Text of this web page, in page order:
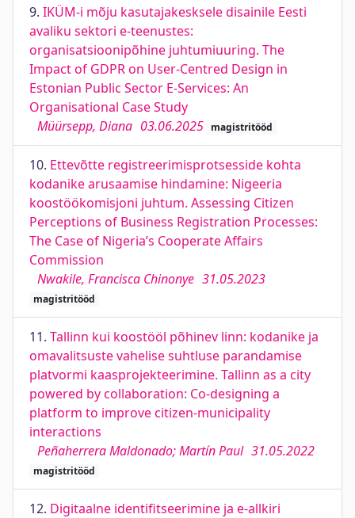
9. IKÜM-i mõju kasutajakesksele disainile Eesti
avaliku sektori e-teenustes:
organisatsioonipõhine juhtumiuuring. The
Impact of GDPR on User-Centred Design in
Estonian Public Sector E-Services: An
Organisational Case Study
Müürsepp, Diana 03.06.2025 magistritööd
10. Ettevõtte registreerimisprotsesside kohta
kodanike arusaamise hindamine: Nigeeria
koostöökomisjoni juhtum. Assessing Citizen
Perceptions of Business Registration Processes:
The Case of Nigeria’s Cooperate Affairs
Commission
Nwakile, Francisca Chinonye 31.05.2023
magistritööd
11. Tallinn kui koostööl põhinev linn: kodanike ja
omavalitsuste vahelise suhtluse parandamise
platvormi kaasprojekteerimine. Tallinn as a city
powered by collaboration: Co-designing a
platform to improve citizen-municipality
interactions
Peñaherrera Maldonado; Martín Paul 31.05.2022
magistritööd
12. Digitaalne identifitseerimine ja e-allkiri